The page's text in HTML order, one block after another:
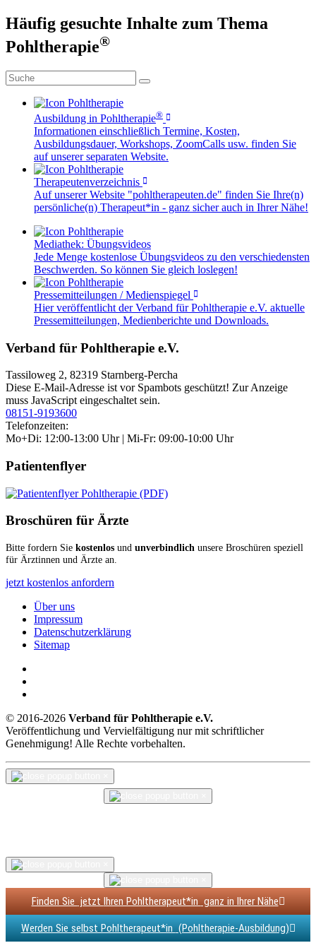
Häufig gesuchte Inhalte zum Thema
Pohltherapie®
Ausbildung in Pohltherapie®
Informationen einschließlich Termine, Kosten,
Ausbildungsdauer, Workshops, ZoomCalls usw. finden Sie
auf unserer separaten Website.
Therapeutenverzeichnis
Auf unserer Website "pohltherapeuten.de" finden Sie Ihre(n)
persönliche(n) Therapeut*in - ganz sicher auch in Ihrer Nähe!
Mediathek: Übungsvideos
Jede Menge kostenlose Übungsvideos zu den verschiedensten
Beschwerden. So können Sie gleich loslegen!
Pressemitteilungen / Medienspiegel
Hier veröffentlicht der Verband für Pohltherapie e.V. aktuelle
Pressemitteilungen, Medienberichte und Downloads.
Verband für Pohltherapie e.V.
Tassiloweg 2, 82319 Starnberg-Percha
Diese E-Mail-Adresse ist vor Spambots geschützt! Zur Anzeige
muss JavaScript eingeschaltet sein.
08151-9193600
Telefonzeiten:
Mo+Di: 12:00-13:00 Uhr | Mi-Fr: 09:00-10:00 Uhr
Patientenflyer
Broschüren für Ärzte
Bitte fordern Sie kostenlos und unverbindlich unsere Broschüren speziell
für Ärztinnen und Ärzte an.
jetzt kostenlos anfordern
Über uns
Impressum
Datenschutzerklärung
Sitemap
© 2016-2026 Verband für Pohltherapie e.V.
Veröffentlichung und Vervielfältigung nur mit schriftlicher
Genehmigung! Alle Rechte vorbehalten.
Finden Sie jetzt Ihren Pohltherapeut*in ganz in Ihrer Nähe
Werden Sie selbst Pohltherapeut*in (Pohltherapie-Ausbildung)